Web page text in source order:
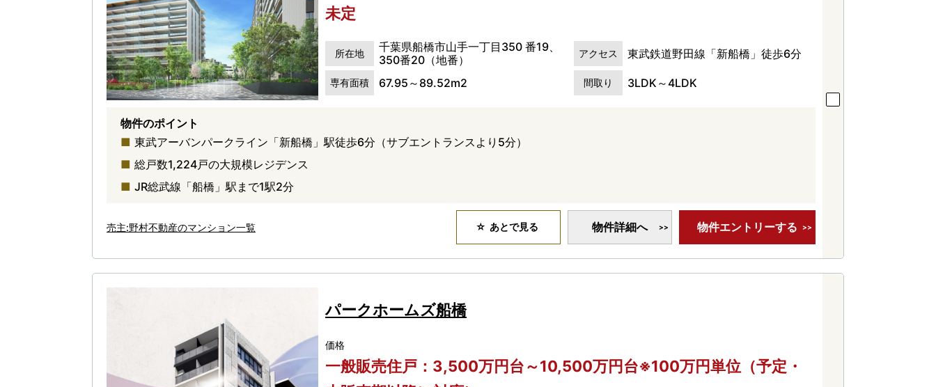
未定
所在地
千葉県船橋市山手一丁目350 番19、
350番20（地番）
アクセス 東武鉄道野田線「新船橋」徒歩6分
専有面積 67.95～89.52m2 間取り 3LDK～4LDK
物件のポイント
東武アーバンパークライン「新船橋」駅徒歩6分（サブエントランスより5分）
総戸数1,224戸の大規模レジデンス
JR総武線「船橋」駅まで1駅2分
売主:野村不動産のマンション一覧 あとで見る 物件詳細へ 物件エントリーする
パークホームズ船橋
価格
一般販売住戸：3,500万円台～10,500万円台※100万円単位（予定・